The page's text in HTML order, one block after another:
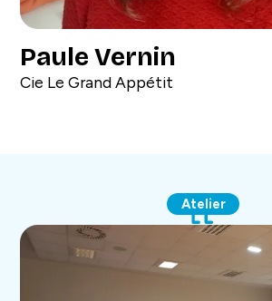
Paule Vernin
Cie Le Grand Appétit
Atelier